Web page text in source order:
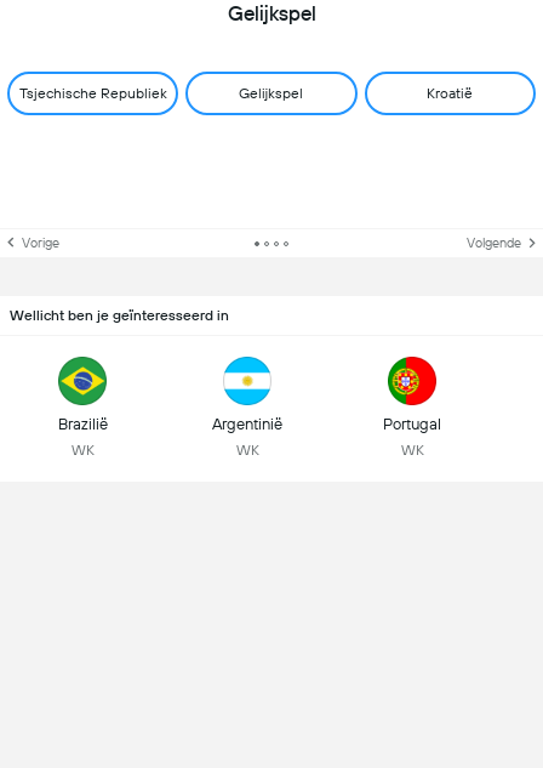
Gelijkspel
Tsjechische Republiek Gelijkspel Kroatië
Vorige Volgende
Wellicht ben je geïnteresseerd in
Brazilië
WK
Argentinië
WK
Portugal
WK